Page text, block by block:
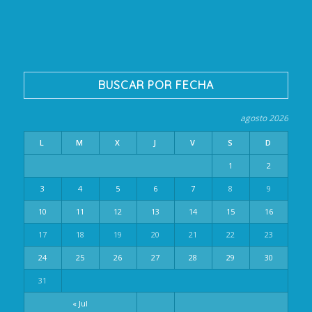
BUSCAR POR FECHA
agosto 2026
L M X J V S D
« Jul
1 2
3 4 5 6 7 8 9
10 11 12 13 14 15 16
17 18 19 20 21 22 23
24 25 26 27 28 29 30
31